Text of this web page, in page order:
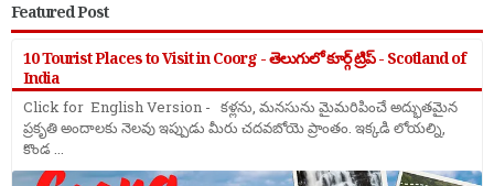
Featured Post
10 Tourist Places to Visit in Coorg - తెలుగులో కూర్గ్ ట్రిప్ - Scotland of
India
Click for English Version - కళ్లను, మనసును మైమరిపించే అద్భుతమైన
ప్రకృతి అందాలకు నెలవు ఇప్పుడు మీరు చదవబోయె ప్రాంతం. ఇక్కడి లోయల్ని,
కొండ ...